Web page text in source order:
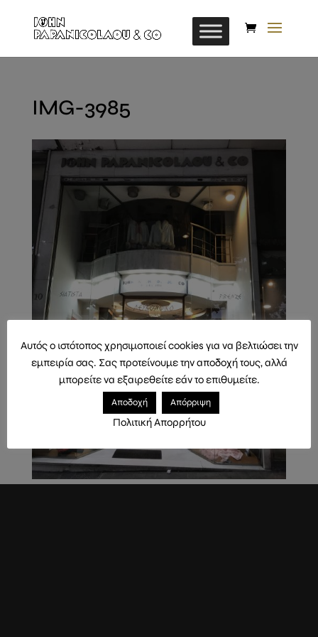
IMG-3985
Αυτός ο ιστότοπος χρησιμοποιεί cookies για να βελτιώσει την
εμπειρία σας. Σας προτείνουμε την αποδοχή τους, αλλά
μπορείτε να εξαιρεθείτε εάν το επιθυμείτε.
Αποδοχή Απόρριψη
Πολιτική Απορρήτου